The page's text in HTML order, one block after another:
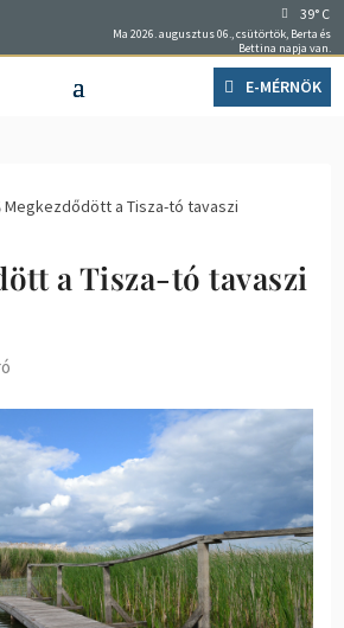
39° C
Ma 2026. augusztus 06., csütörtök, Berta és
Bettina napja van.
E-MÉRNÖK
Megkezdődött a Tisza-tó tavaszi
a Tisza-tó tavaszi